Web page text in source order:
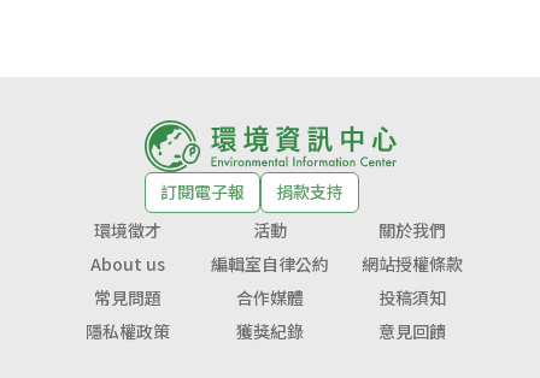
訂閱電子報
捐款支持
環境徵才
活動
關於我們
About us
編輯室自律公約
網站授權條款
常見問題
合作媒體
投稿須知
隱私權政策
獲獎紀錄 意見回饋